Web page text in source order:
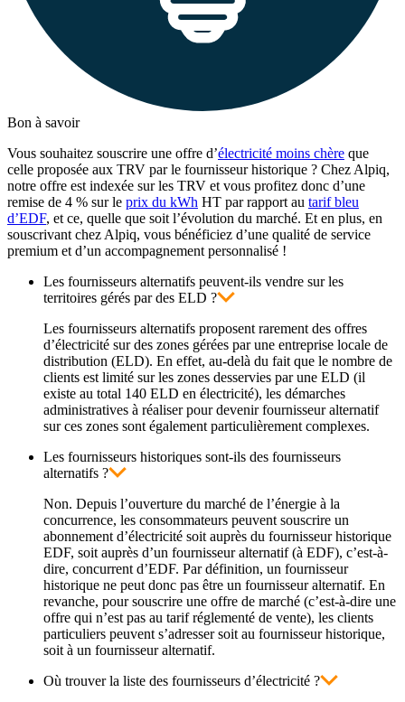
Bon à savoir
Vous souhaitez souscrire une offre d’électricité moins chère que
celle proposée aux TRV par le fournisseur historique ? Chez Alpiq,
notre offre est indexée sur les TRV et vous profitez donc d’une
remise de 4 % sur le prix du kWh HT par rapport au tarif bleu
d’EDF, et ce, quelle que soit l’évolution du marché. Et en plus, en
souscrivant chez Alpiq, vous bénéficiez d’une qualité de service
premium et d’un accompagnement personnalisé !
Les fournisseurs alternatifs peuvent-ils vendre sur les
territoires gérés par des ELD ?
Les fournisseurs alternatifs proposent rarement des offres
d’électricité sur des zones gérées par une entreprise locale de
distribution (ELD). En effet, au-delà du fait que le nombre de
clients est limité sur les zones desservies par une ELD (il
existe au total 140 ELD en électricité), les démarches
administratives à réaliser pour devenir fournisseur alternatif
sur ces zones sont également particulièrement complexes.
Les fournisseurs historiques sont-ils des fournisseurs
alternatifs ?
Non. Depuis l’ouverture du marché de l’énergie à la
concurrence, les consommateurs peuvent souscrire un
abonnement d’électricité soit auprès du fournisseur historique
EDF, soit auprès d’un fournisseur alternatif (à EDF), c’est-à-
dire, concurrent d’EDF. Par définition, un fournisseur
historique ne peut donc pas être un fournisseur alternatif. En
revanche, pour souscrire une offre de marché (c’est-à-dire une
offre qui n’est pas au tarif réglementé de vente), les clients
particuliers peuvent s’adresser soit au fournisseur historique,
soit à un fournisseur alternatif.
Où trouver la liste des fournisseurs d’électricité ?